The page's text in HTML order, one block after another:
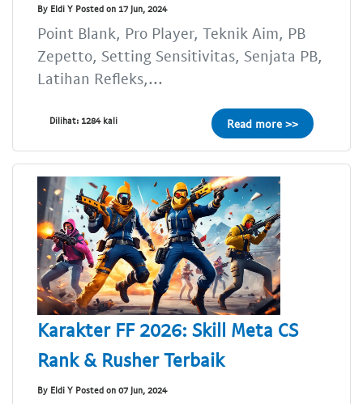
By Eldi Y Posted on 17 Jun, 2024
Point Blank, Pro Player, Teknik Aim, PB
Zepetto, Setting Sensitivitas, Senjata PB,
Latihan Refleks,...
Dilihat: 1284 kali Read more >>
Karakter FF 2026: Skill Meta CS
Rank & Rusher Terbaik
By Eldi Y Posted on 07 Jun, 2024